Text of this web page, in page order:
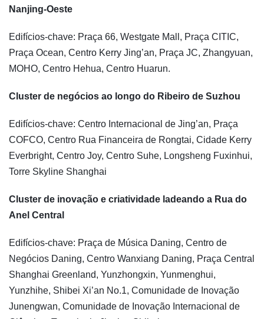
Nanjing-Oeste
Edifícios-chave: Praça 66, Westgate Mall, Praça CITIC,
Praça Ocean, Centro Kerry Jing’an, Praça JC, Zhangyuan,
MOHO, Centro Hehua, Centro Huarun.
Cluster de negócios ao longo do Ribeiro de Suzhou
Edifícios-chave: Centro Internacional de Jing’an, Praça
COFCO, Centro Rua Financeira de Rongtai, Cidade Kerry
Everbright, Centro Joy, Centro Suhe, Longsheng Fuxinhui,
Torre Skyline Shanghai
Cluster de inovação e criatividade ladeando a Rua do
Anel Central
Edifícios-chave: Praça de Música Daning, Centro de
Negócios Daning, Centro Wanxiang Daning, Praça Central
Shanghai Greenland, Yunzhongxin, Yunmenghui,
Yunzhihe, Shibei Xi’an No.1, Comunidade de Inovação
Junengwan, Comunidade de Inovação Internacional de